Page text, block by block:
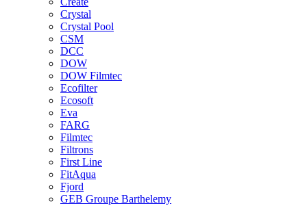
Crystal
Crystal Pool
CSM
DCC
DOW
DOW Filmtec
Ecofilter
Ecosoft
Eva
FARG
Filmtec
Filtrons
First Line
FitAqua
Fjord
GEB Groupe Barthelemy